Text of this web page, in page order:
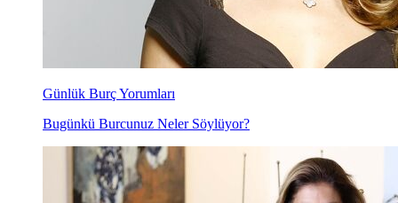
Günlük Burç Yorumları
Bugünkü Burcunuz Neler Söylüyor?